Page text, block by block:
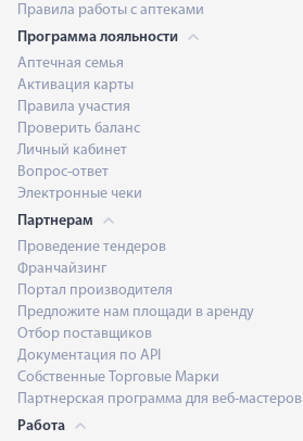
Правила работы с аптеками
Программа лояльности
Аптечная семья
Активация карты
Правила участия
Проверить баланс
Личный кабинет
Вопрос-ответ
Электронные чеки
Партнерам
Проведение тендеров
Франчайзинг
Портал производителя
Предложите нам площади в аренду
Отбор поставщиков
Документация по API
Собственные Торговые Марки
Партнерская программа для веб-мастеров
Работа